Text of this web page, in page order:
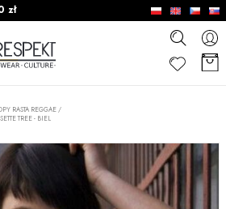
zł
RASTA REGGAE /
TREE - BIEL